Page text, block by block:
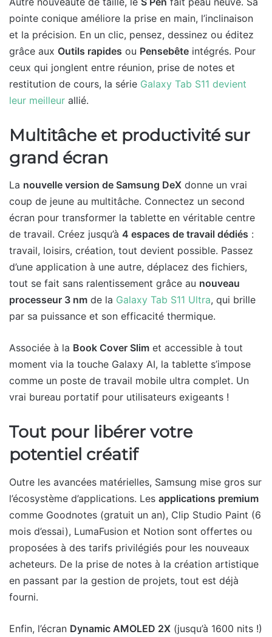
pointe conique améliore la prise en main, l’inclinaison
et la précision. En un clic, pensez, dessinez ou éditez
grâce aux Outils rapides ou Pensebête intégrés. Pour
ceux qui jonglent entre réunion, prise de notes et
restitution de cours, la série Galaxy Tab S11 devient
leur meilleur allié.
Multitâche et productivité sur
grand écran
La nouvelle version de Samsung DeX donne un vrai
coup de jeune au multitâche. Connectez un second
écran pour transformer la tablette en véritable centre
de travail. Créez jusqu’à 4 espaces de travail dédiés :
travail, loisirs, création, tout devient possible. Passez
d’une application à une autre, déplacez des fichiers,
tout se fait sans ralentissement grâce au nouveau
processeur 3 nm de la Galaxy Tab S11 Ultra, qui brille
par sa puissance et son efficacité thermique.
Associée à la Book Cover Slim et accessible à tout
moment via la touche Galaxy AI, la tablette s’impose
comme un poste de travail mobile ultra complet. Un
vrai bureau portatif pour utilisateurs exigeants !
Tout pour libérer votre
potentiel créatif
Outre les avancées matérielles, Samsung mise gros sur
l’écosystème d’applications. Les applications premium
comme Goodnotes (gratuit un an), Clip Studio Paint (6
mois d’essai), LumaFusion et Notion sont offertes ou
proposées à des tarifs privilégiés pour les nouveaux
acheteurs. De la prise de notes à la création artistique
en passant par la gestion de projets, tout est déjà
fourni.
Enfin, l’écran Dynamic AMOLED 2X (jusqu’à 1600 nits !)